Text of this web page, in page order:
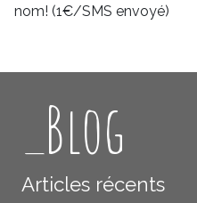
_Blog
Articles récents
nom! (1€/SMS envoyé)